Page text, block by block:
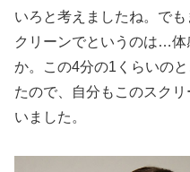
いろと考えましたね。で
クリーンでというのは…体
か。この4分の1くらいの
たので、自分もこのスク
いました。